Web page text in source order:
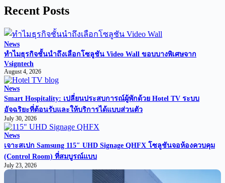
Recent Posts
News
ทำไมธุรกิจชั้นนำถึงเลือกโซลูชัน Video Wall ขอบบางพิเศษจาก
Vsigntech
August 4, 2026
News
Smart Hospitality: เปลี่ยนประสบการณ์ผู้พักด้วย Hotel TV ระบบ
อัจฉริยะที่ต้อนรับและให้บริการได้แบบส่วนตัว
July 30, 2026
News
เจาะสเปก Samsung 115″ UHD Signage QHFX โซลูชันจอห้องควบคุม
(Control Room) ที่สมบูรณ์แบบ
July 23, 2026